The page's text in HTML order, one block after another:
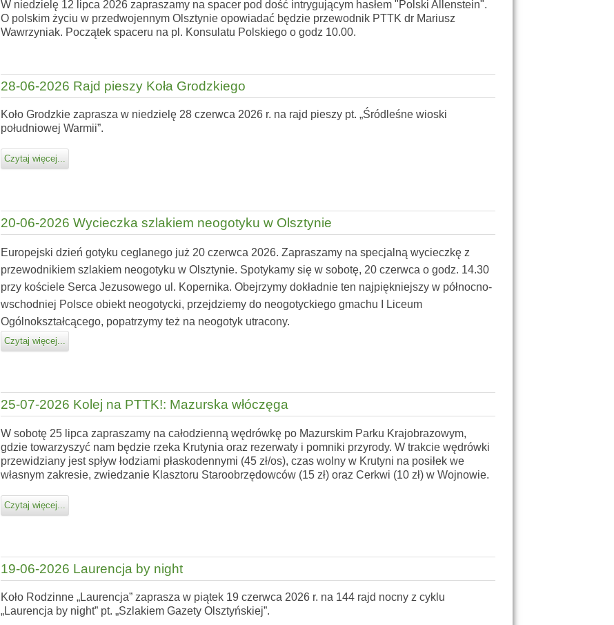
W niedzielę 12 lipca 2026 zapraszamy na spacer pod dość intrygującym hasłem "Polski Allenstein".
O polskim życiu w przedwojennym Olsztynie opowiadać będzie przewodnik PTTK dr Mariusz
Wawrzyniak. Początek spaceru na pl. Konsulatu Polskiego o godz 10.00.
28-06-2026 Rajd pieszy Koła Grodzkiego
Koło Grodzkie zaprasza w niedzielę 28 czerwca 2026 r. na rajd pieszy pt. „Śródleśne wioski
południowej Warmii”.
Czytaj więcej...
20-06-2026 Wycieczka szlakiem neogotyku w Olsztynie
Europejski dzień gotyku ceglanego już 20 czerwca 2026. Zapraszamy na specjalną wycieczkę z
przewodnikiem szlakiem neogotyku w Olsztynie. Spotykamy się w sobotę, 20 czerwca o godz. 14.30
przy kościele Serca Jezusowego ul. Kopernika. Obejrzymy dokładnie ten najpiękniejszy w północno-
wschodniej Polsce obiekt neogotycki, przejdziemy do neogotyckiego gmachu I Liceum
Ogólnokształcącego, popatrzymy też na neogotyk utracony.
Czytaj więcej...
25-07-2026 Kolej na PTTK!: Mazurska włóczęga
W sobotę 25 lipca zapraszamy na całodzienną wędrówkę po Mazurskim Parku Krajobrazowym,
gdzie towarzyszyć nam będzie rzeka Krutynia oraz rezerwaty i pomniki przyrody. W trakcie wędrówki
przewidziany jest spływ łodziami płaskodennymi (45 zł/os), czas wolny w Krutyni na posiłek we
własnym zakresie, zwiedzanie Klasztoru Staroobrzędowców (15 zł) oraz Cerkwi (10 zł) w Wojnowie.
Czytaj więcej...
19-06-2026 Laurencja by night
Koło Rodzinne „Laurencja” zaprasza w piątek 19 czerwca 2026 r. na 144 rajd nocny z cyklu
„Laurencja by night” pt. „Szlakiem Gazety Olsztyńskiej”.